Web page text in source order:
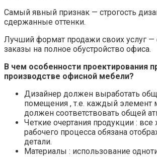
Самый явный признак — строгость
сдержанные оттенки.
Лучший формат продажи своих услуг
заказы на полное обустройство офиса.
В чем особенности проектирования
производстве офисной мебели?
Дизайнер должен выработать
помещения , т.е. каждый элемент
должен соответствовать общей
Четкие очертания продукции : все
рабочего процесса обязана
детали.
Материалы : использование